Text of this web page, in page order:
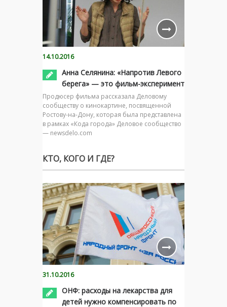
14.10.2016
Анна Селянина: «Напротив Левого
берега» — это фильм-эксперимент
Продюсер фильма рассказала Деловому
сообществу о кинокартине, посвященной
Ростову-на-Дону, которая была представлена
в рамках «Кода города» Деловое сообщество
— newsdelo.com
КТО, КОГО И ГДЕ?
31.10.2016
ОНФ: расходы на лекарства для
детей нужно компенсировать по